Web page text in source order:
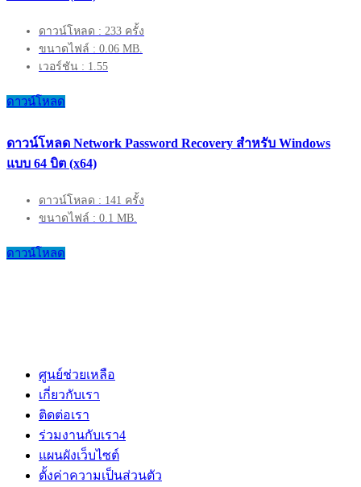
ดาวน์โหลด : 233 ครั้ง
ขนาดไฟล์ : 0.06 MB.
เวอร์ชัน : 1.55
ดาวน์โหลด
ดาวน์โหลด Network Password Recovery สำหรับ Windows
แบบ 64 บิต (x64)
ดาวน์โหลด : 141 ครั้ง
ขนาดไฟล์ : 0.1 MB.
ดาวน์โหลด
ศูนย์ช่วยเหลือ
เกี่ยวกับเรา
ติดต่อเรา
ร่วมงานกับเรา4
แผนผังเว็บไซต์
ตั้งค่าความเป็นส่วนตัว